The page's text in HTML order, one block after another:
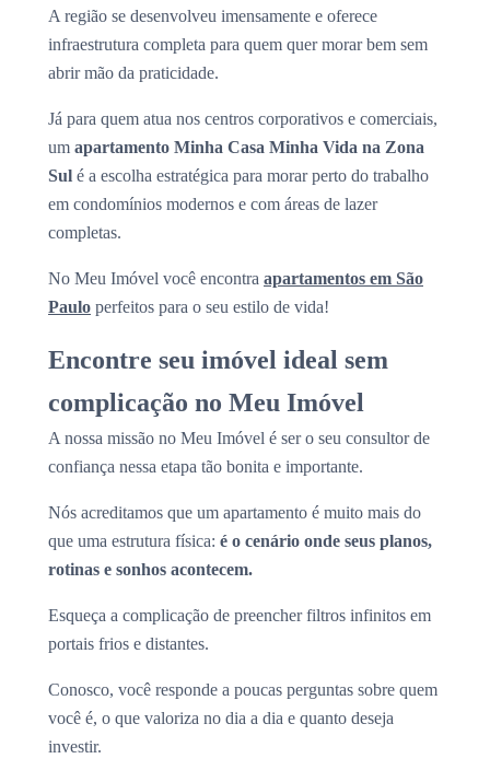
A região se desenvolveu imensamente e oferece
infraestrutura completa para quem quer morar bem sem
abrir mão da praticidade.
Já para quem atua nos centros corporativos e comerciais,
um apartamento Minha Casa Minha Vida na Zona
Sul é a escolha estratégica para morar perto do trabalho
em condomínios modernos e com áreas de lazer
completas.
No Meu Imóvel você encontra apartamentos em São
Paulo perfeitos para o seu estilo de vida!
Encontre seu imóvel ideal sem
complicação no Meu Imóvel
A nossa missão no Meu Imóvel é ser o seu consultor de
confiança nessa etapa tão bonita e importante.
Nós acreditamos que um apartamento é muito mais do
que uma estrutura física: é o cenário onde seus planos,
rotinas e sonhos acontecem.
Esqueça a complicação de preencher filtros infinitos em
portais frios e distantes.
Conosco, você responde a poucas perguntas sobre quem
você é, o que valoriza no dia a dia e quanto deseja
investir.